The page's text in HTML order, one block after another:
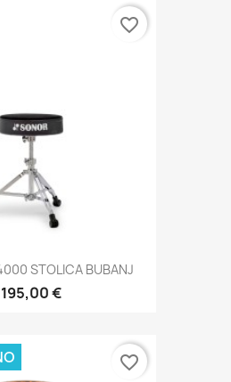
STOLICA BUBANJ
195,00 €
favorite_border
favorite_border